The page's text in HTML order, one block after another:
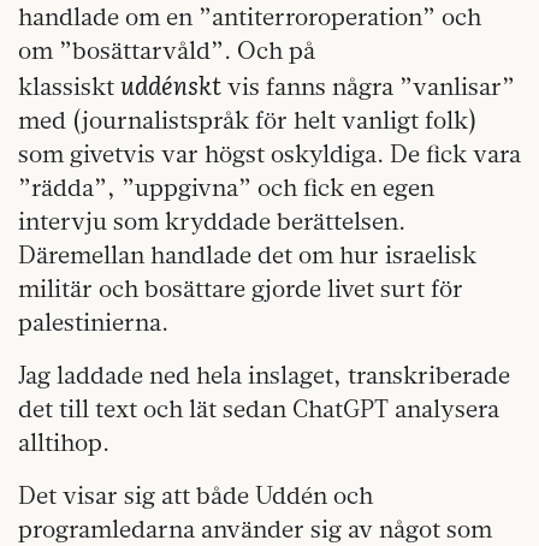
handlade om en ”antiterroroperation” och
om ”bosättarvåld”. Och på
klassiskt uddénskt vis fanns några ”vanlisar”
med (journalistspråk för helt vanligt folk)
som givetvis var högst oskyldiga. De fick vara
”rädda”, ”uppgivna” och fick en egen
intervju som kryddade berättelsen.
Däremellan handlade det om hur israelisk
militär och bosättare gjorde livet surt för
palestinierna.
Jag laddade ned hela inslaget, transkriberade
det till text och lät sedan ChatGPT analysera
alltihop.
Det visar sig att både Uddén och
programledarna använder sig av något som